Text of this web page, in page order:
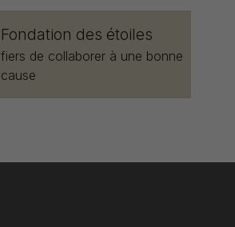
Fondation des étoiles
fiers de collaborer à une bonne
cause